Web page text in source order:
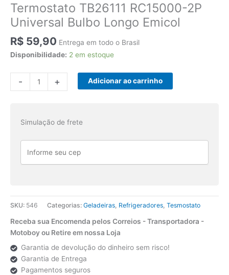
Termostato TB26111 RC15000-2P
Universal Bulbo Longo Emicol
R$ 59,90 Entrega em todo o Brasil
Disponibilidade: 2 em estoque
-
Termostato
TB26111
Universal
Emicol
+ Adicionar ao carrinho
Simulação de frete
SKU: 546 Categorias: Geladeiras Refrigeradores Tesmostato
Receba sua Encomenda pelos Correios - Transportadora -
Motoboy ou Retire em nossa Loja
Garantia de devolução do dinheiro sem risco!
Garantia de Entrega
Pagamentos seguros